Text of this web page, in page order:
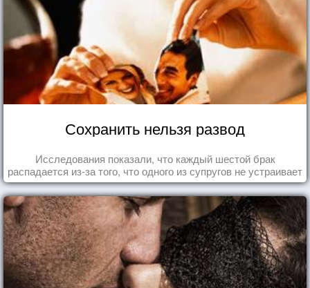
Сохранить нельзя развод
Исследования показали, что каждый шестой брак
распадается из-за того, что одного из супругов не устраивает
та роль, которая выпала ему в семье.